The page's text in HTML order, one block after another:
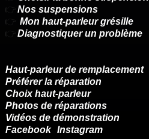
👉 Nos suspensions
👉 Mon haut-parleur grésille
👉 Diagnostiquer un problème
Haut-parleur de remplacement
Préférer la réparation
Choix haut-parleur
Photos de réparations
Vidéos de démonstration
Facebook Instagram